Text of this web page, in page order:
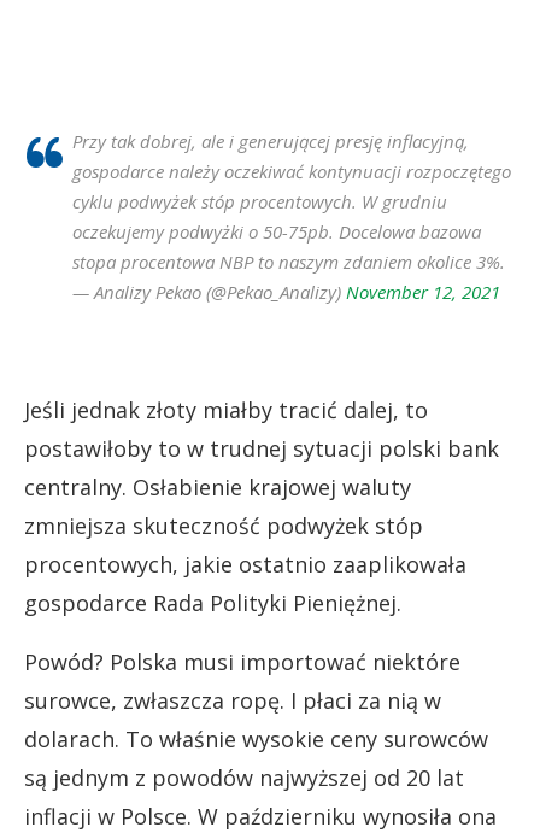
Przy tak dobrej, ale i generującej presję inflacyjną,
gospodarce należy oczekiwać kontynuacji rozpoczętego
cyklu podwyżek stóp procentowych. W grudniu
oczekujemy podwyżki o 50-75pb. Docelowa bazowa
stopa procentowa NBP to naszym zdaniem okolice 3%.
— Analizy Pekao (@Pekao_Analizy) November 12, 2021
Jeśli jednak złoty miałby tracić dalej, to
postawiłoby to w trudnej sytuacji polski bank
centralny. Osłabienie krajowej waluty
zmniejsza skuteczność podwyżek stóp
procentowych, jakie ostatnio zaaplikowała
gospodarce Rada Polityki Pieniężnej.
Powód? Polska musi importować niektóre
surowce, zwłaszcza ropę. I płaci za nią w
dolarach. To właśnie wysokie ceny surowców
są jednym z powodów najwyższej od 20 lat
inflacji w Polsce. W październiku wynosiła ona